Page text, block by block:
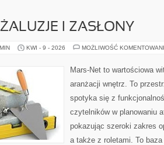
ŻALUZJE I ZASŁONY
KWI - 9 - 2026 MOŻLIWOŚĆ
Mars-Net to wartościowa
aranżacji wnętrz. To
spotyka się z
czytelników w planowaniu
pokazując szeroki zakres
a także z roletami. To